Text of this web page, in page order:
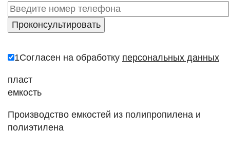
1Согласен на обработку персональных данных
пласт
емкость
Производство емкостей из полипропилена и
полиэтилена